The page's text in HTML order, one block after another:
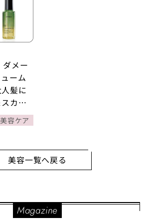
ダメー
ーム
髪に
カル
美容ケア
美容一覧へ戻る
Magazine